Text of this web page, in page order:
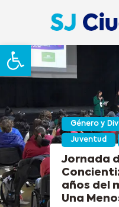
Abrir barra
Género y
Juventud
Jornada
años del
Una